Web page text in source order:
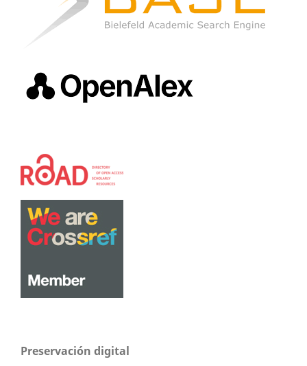
Preservación digital